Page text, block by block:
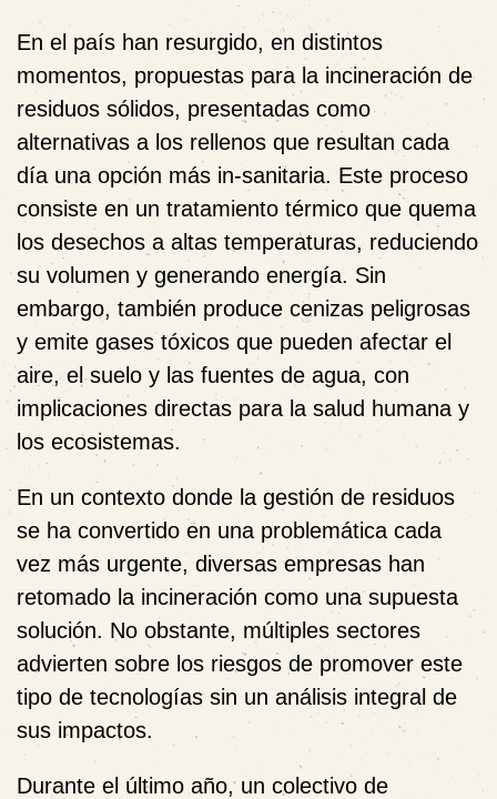
En el país han resurgido, en distintos
momentos, propuestas para la incineración de
residuos sólidos, presentadas como
alternativas a los rellenos que resultan cada
día una opción más in-sanitaria. Este proceso
consiste en un tratamiento térmico que quema
los desechos a altas temperaturas, reduciendo
su volumen y generando energía. Sin
embargo, también produce cenizas peligrosas
y emite gases tóxicos que pueden afectar el
aire, el suelo y las fuentes de agua, con
implicaciones directas para la salud humana y
los ecosistemas.
En un contexto donde la gestión de residuos
se ha convertido en una problemática cada
vez más urgente, diversas empresas han
retomado la incineración como una supuesta
solución. No obstante, múltiples sectores
advierten sobre los riesgos de promover este
tipo de tecnologías sin un análisis integral de
sus impactos.
Durante el último año, un colectivo de